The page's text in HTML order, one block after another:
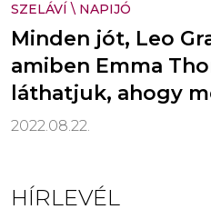
SZELÁVÍ \ NAPIJÓ
Minden jót, Leo
amiben Emma
láthatjuk, ahogy
2022.08.22.
HÍRLEVÉL